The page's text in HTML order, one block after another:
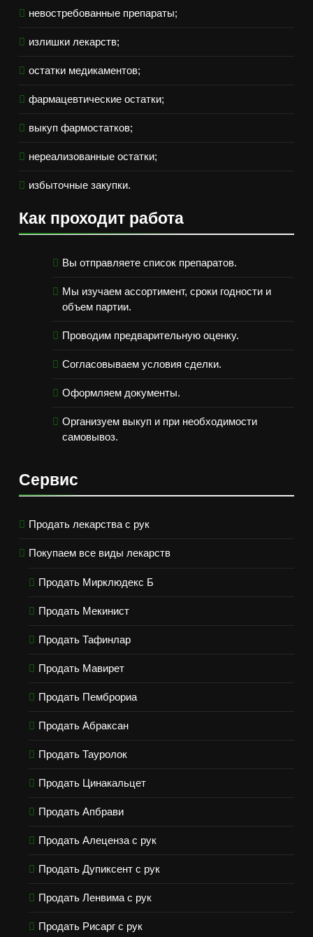
невостребованные препараты;
излишки лекарств;
остатки медикаментов;
фармацевтические остатки;
выкуп фармостатков;
нереализованные остатки;
избыточные закупки.
Как проходит работа
Вы отправляете список препаратов.
Мы изучаем ассортимент, сроки годности и
объем партии.
Проводим предварительную оценку.
Согласовываем условия сделки.
Оформляем документы.
Организуем выкуп и при необходимости
самовывоз.
Сервис
Продать лекарства с рук
Покупаем все виды лекарств
Продать Мирклюдекс Б
Продать Мекинист
Продать Тафинлар
Продать Мавирет
Продать Пемброриа
Продать Абраксан
Продать Тауролок
Продать Цинакальцет
Продать Апбрави
Продать Алеценза с рук
Продать Дупиксент с рук
Продать Ленвима с рук
Продать Рисарг с рук